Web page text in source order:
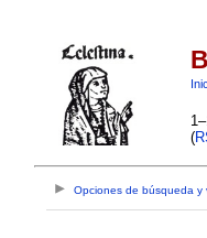
(
Opciones de búsqueda y